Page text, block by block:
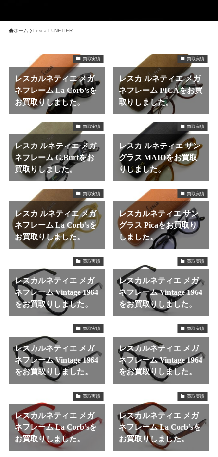
ホーム Lesca LUNETIER
買取実績
レスカルネティエ メガ
ネフレーム La Corb’sを
お買取りしました。
買取実績
レスカ ルネティエ メガ
ネフレーム PICAをお買
取りしました。
買取実績
レスカ ルネティエ メガ
ネフレーム G.Burtをお
買取りしました。
買取実績
レスカ ルネティエ サン
グラス MAIOをお買取
りしました。
買取実績
レスカ ルネティエ メガ
ネフレーム La Corb’sを
お買取りしました。
買取実績
レスカルネティエ サン
グラス Picaをお買取り
しました。
買取実績
レスカルネティエ メガ
ネフレーム Vintage 1964
をお買取りしました。
買取実績
レスカルネティエ メガ
ネフレーム Vintage 1964
をお買取りしました。
買取実績
レスカルネティエ メガ
ネフレーム Vintage 1964
をお買取りしました。
買取実績
レスカルネティエ メガ
ネフレーム Vintage 1964
をお買取りしました。
買取実績
レスカルネティエ メガ
ネフレーム La Corb’sを
お買取りしました。
買取実績
レスカルネティエ メガ
ネフレーム La Corb’sを
お買取りしました。